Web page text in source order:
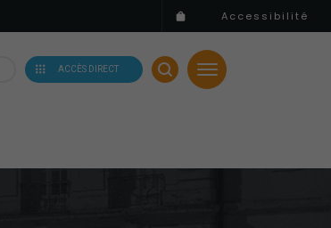
Accessibilité
ACCÈS DIRECT